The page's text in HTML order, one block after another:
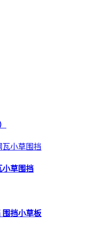
小草围挡
围挡小草板